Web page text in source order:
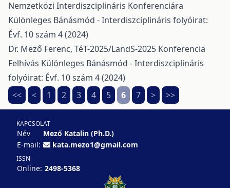
Nemzetközi Interdiszciplináris Konferenciára
Különleges Bánásmód - Interdiszciplináris folyóirat:
Évf. 10 szám 4 (2024)
Dr. Mező Ferenc, TéT-2025/LandS-2025 Konferencia
Felhívás Különleges Bánásmód - Interdiszciplináris
folyóirat: Évf. 10 szám 4 (2024)
<<
< 1 2 3 4 5 6 7 > >>
KAPCSOLAT
Név
Mező Katalin (Ph.D.)
E-mail:
kata.mezo1@gmail.com
ISSN
Online: 2498-5368